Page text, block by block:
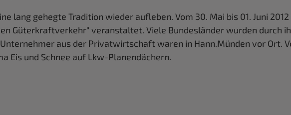
lang gehegte Tradition wieder aufleben. Vom 30. Mai bis 01. Juni
Güterkraftverkehr" veranstaltet. Viele Bundesländer wurden durch
aus der Privatwirtschaft waren in Hann.Münden vor Ort.
Eis und Schnee auf Lkw-Planendächern.